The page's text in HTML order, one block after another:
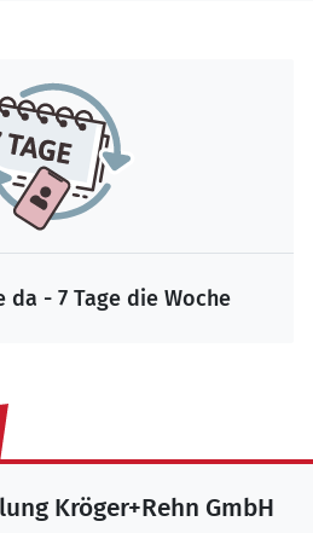
da - 7 Tage die Woche
Kröger+Rehn GmbH